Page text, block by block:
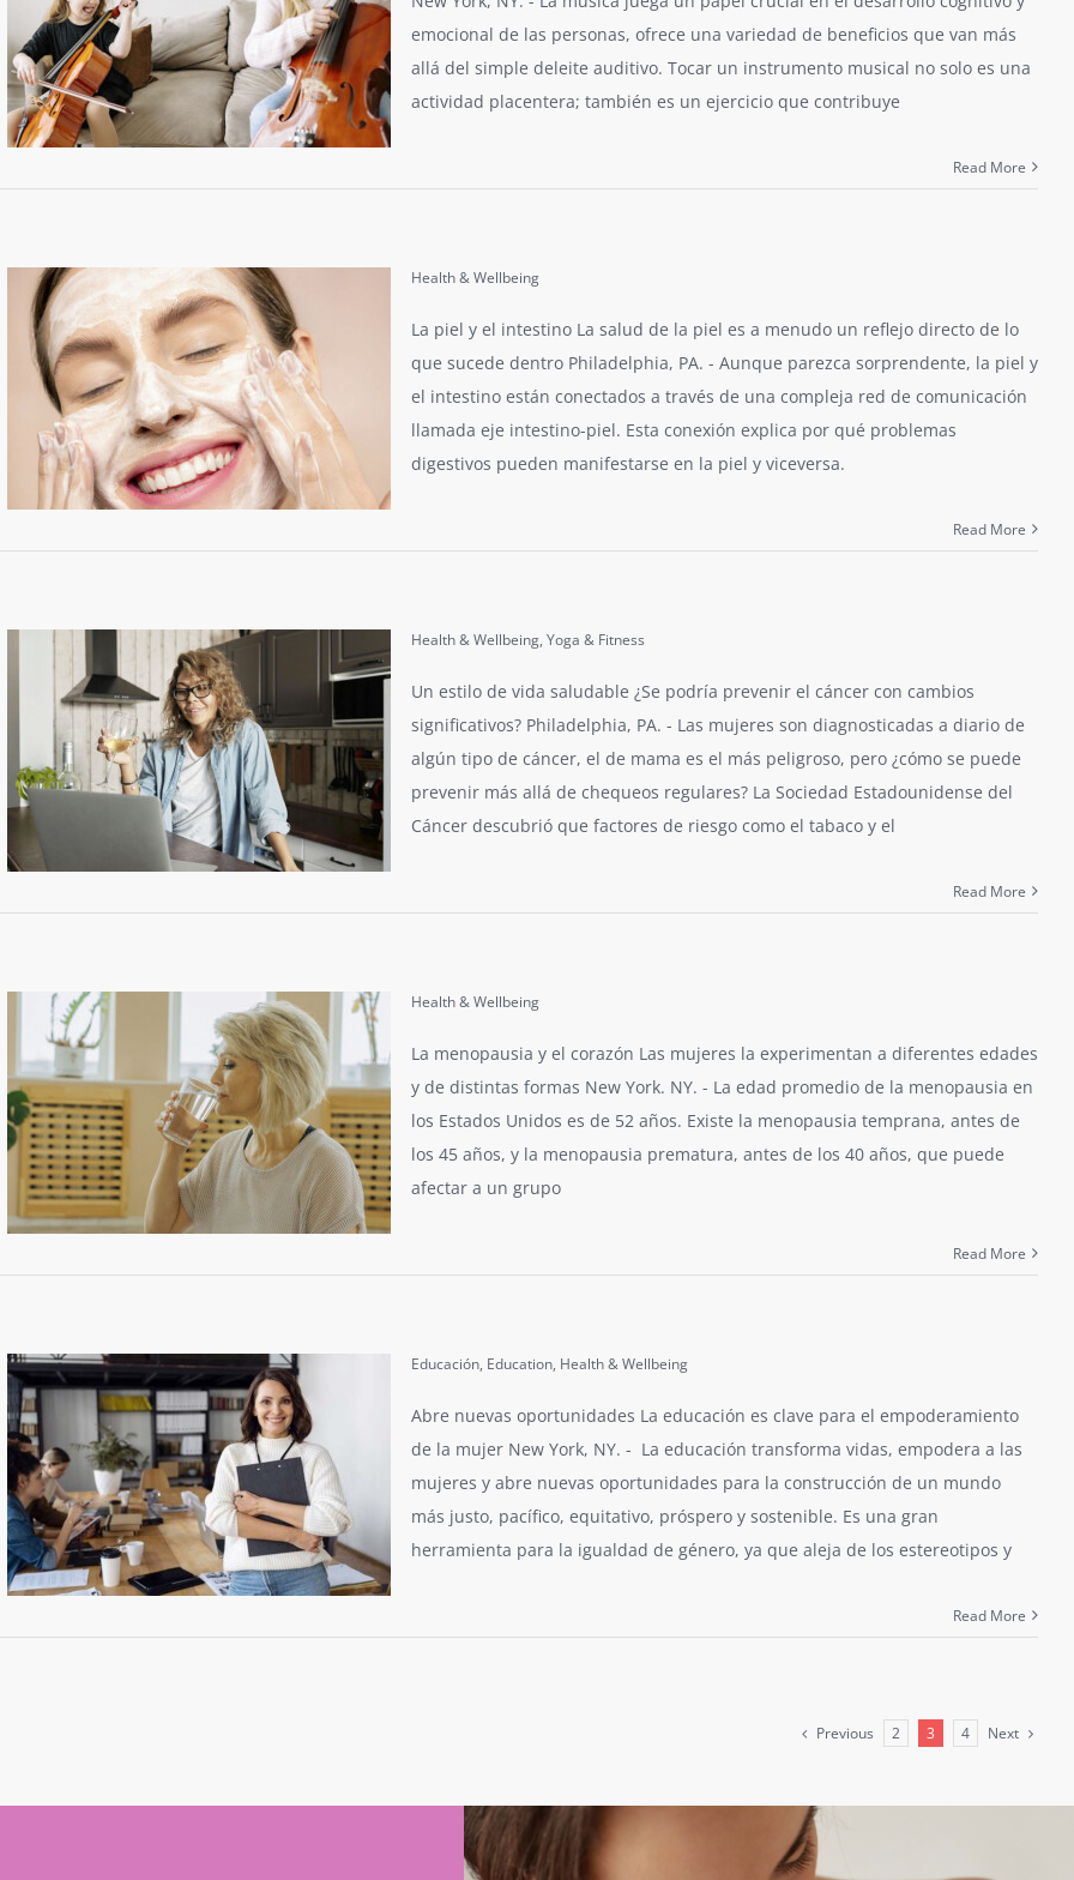
emocional de las personas, ofrece una variedad de beneficios que van más
allá del simple deleite auditivo. Tocar un instrumento musical no solo es una
actividad placentera; también es un ejercicio que contribuye
Read More
Health & Wellbeing
La piel y el intestino La salud de la piel es a menudo un reflejo directo de lo
que sucede dentro Philadelphia, PA. - Aunque parezca sorprendente, la piel y
el intestino están conectados a través de una compleja red de comunicación
llamada eje intestino-piel. Esta conexión explica por qué problemas
digestivos pueden manifestarse en la piel y viceversa.
Read More
Health & Wellbeing, Yoga & Fitness
Un estilo de vida saludable ¿Se podría prevenir el cáncer con cambios
significativos? Philadelphia, PA. - Las mujeres son diagnosticadas a diario de
algún tipo de cáncer, el de mama es el más peligroso, pero ¿cómo se puede
prevenir más allá de chequeos regulares? La Sociedad Estadounidense del
Cáncer descubrió que factores de riesgo como el tabaco y el
Read More
Health & Wellbeing
La menopausia y el corazón Las mujeres la experimentan a diferentes edades
y de distintas formas New York. NY. - La edad promedio de la menopausia en
los Estados Unidos es de 52 años. Existe la menopausia temprana, antes de
los 45 años, y la menopausia prematura, antes de los 40 años, que puede
afectar a un grupo
Read More
Educación, Education, Health & Wellbeing
Abre nuevas oportunidades La educación es clave para el empoderamiento
de la mujer New York, NY. - La educación transforma vidas, empodera a las
mujeres y abre nuevas oportunidades para la construcción de un mundo
más justo, pacífico, equitativo, próspero y sostenible. Es una gran
herramienta para la igualdad de género, ya que aleja de los estereotipos y
Read More
Previous 2 3 4 Next